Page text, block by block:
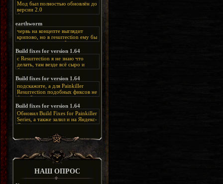
Мод был полностью обновлён до
версии 2.0
Альтернативная
ссылка:
FzzDkRlC8Q
earthworm
червь на концепте выглядит
крипово, но в resurrection ему бы
нашлось место, особенно в
каких-нибудь подземных
катакомбах. жаль, что половину
задумок там вырезали, зато и
рпгшности меньше. build fixes
спасибо что перезалили на
яндекс. а вот в комментах на
сайте у меня пару раз вылезала
левая вставка
https://uzbekmelbet.com/ru/
дико отвлекает от обсуждения
скринов.
Build fixes for version 1.64
с Resurrection я не знаю что
делать, там везде всё сыро и
баговано, от чего и заниматься
этим не хочется, тут либо играть
как есть или искать патчи для
этого дополнения на moddb,
либо же на крайняк играть мод
Resurrection, но настолько что не
особо уже и узнаётся
Build fixes for version 1.64
подскажите, а для Painkiller
Resurrection подобных фиксов не
будет?
Build fixes for version 1.64
Обновил Build Fixes for Painkiller
Series, а также залил и на Яндекс-
Диск
https://disk.yandex.ru/d/_zvZekuO5FTd3Q
НАШ ОПРОС